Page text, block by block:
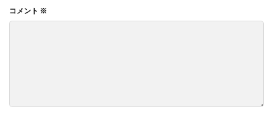
コメント ※